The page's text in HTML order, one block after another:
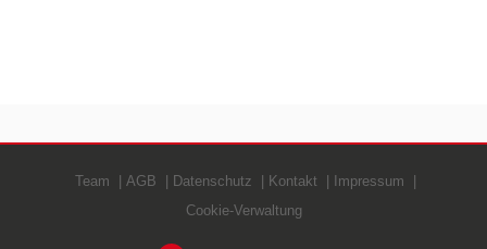
Team AGB Datenschutz Kontakt
Impressum
Cookie-Verwaltung